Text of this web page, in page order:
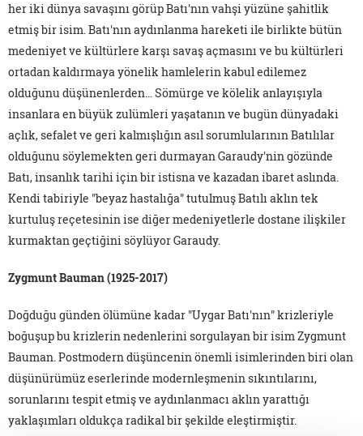
her iki dünya savaşını görüp Batı'nın vahşi yüzüne şahitlik
etmiş bir isim. Batı'nın aydınlanma hareketi ile birlikte bütün
medeniyet ve kültürlere karşı savaş açmasını ve bu kültürleri
ortadan kaldırmaya yönelik hamlelerin kabul edilemez
olduğunu düşünenlerden... Sömürge ve kölelik anlayışıyla
insanlara en büyük zulümleri yaşatanın ve bugün dünyadaki
açlık, sefalet ve geri kalmışlığın asıl sorumlularının Batılılar
olduğunu söylemekten geri durmayan Garaudy'nin gözünde
Batı, insanlık tarihi için bir istisna ve kazadan ibaret aslında.
Kendi tabiriyle "beyaz hastalığa" tutulmuş Batılı aklın tek
kurtuluş reçetesinin ise diğer medeniyetlerle dostane ilişkiler
kurmaktan geçtiğini söylüyor Garaudy.
Zygmunt Bauman (1925-2017)
Doğduğu günden ölümüne kadar "Uygar Batı'nın" krizleriyle
boğuşup bu krizlerin nedenlerini sorgulayan bir isim Zygmunt
Bauman. Postmodern düşüncenin önemli isimlerinden biri olan
düşünürümüz eserlerinde modernleşmenin sıkıntılarını,
sorunlarını tespit etmiş ve aydınlanmacı aklın yarattığı
yaklaşımları oldukça radikal bir şekilde eleştirmiştir.